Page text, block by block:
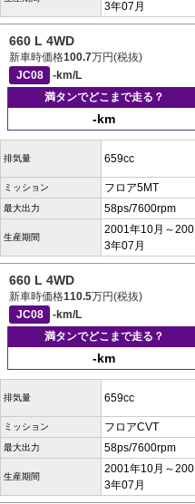
3年07月
660 L 4WD
新車時価格100.7万円(税抜)
JC08
-km/L
満タンでどこまで走る？
-km
排気量 659cc
ミッション フロア5MT
最大出力 58ps/7600rpm
生産期間
2001年10月～200
3年07月
660 L 4WD
新車時価格110.5万円(税抜)
JC08
-km/L
満タンでどこまで走る？
-km
排気量 659cc
ミッション フロアCVT
最大出力 58ps/7600rpm
生産期間
2001年10月～200
3年07月